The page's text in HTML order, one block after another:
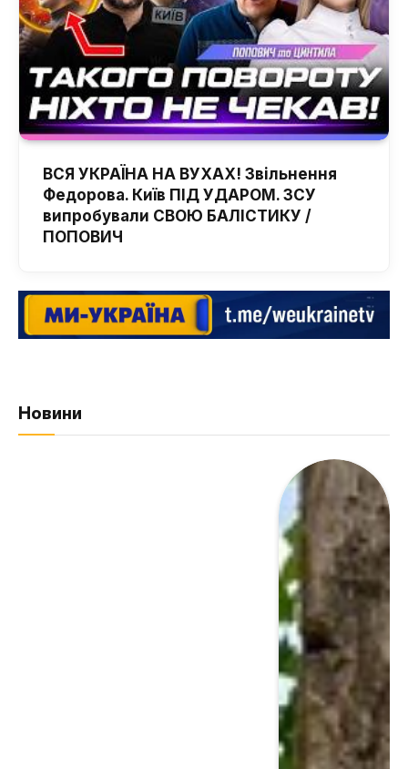
ВСЯ УКРАЇНА НА ВУХАХ! Звільнення
Федорова. Київ ПІД УДАРОМ. ЗСУ
випробували СВОЮ БАЛІСТИКУ /
ПОПОВИЧ
Новини